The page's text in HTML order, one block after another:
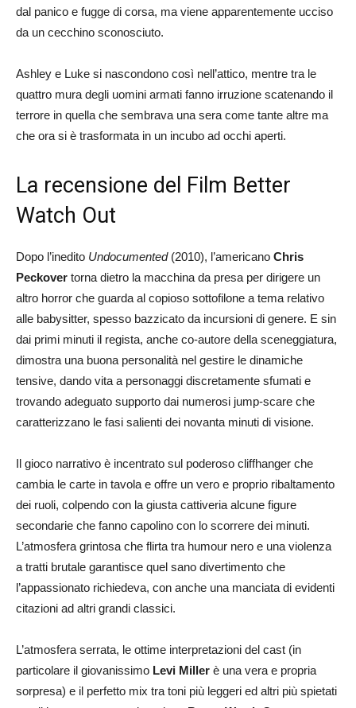
dal panico e fugge di corsa, ma viene apparentemente ucciso
da un cecchino sconosciuto.
Ashley e Luke si nascondono così nell’attico, mentre tra le
quattro mura degli uomini armati fanno irruzione scatenando il
terrore in quella che sembrava una sera come tante altre ma
che ora si è trasformata in un incubo ad occhi aperti.
La recensione del Film Better
Watch Out
Dopo l’inedito Undocumented(2010), l’americano Chris
Peckover torna dietro la macchina da presa per dirigere un
altro horror che guarda al copioso sottofilone a tema relativo
alle babysitter, spesso bazzicato da incursioni di genere. E sin
dai primi minuti il regista, anche co-autore della sceneggiatura,
dimostra una buona personalità nel gestire le dinamiche
tensive, dando vita a personaggi discretamente sfumati e
trovando adeguato supporto dai numerosi jump-scare che
caratterizzano le fasi salienti dei novanta minuti di visione.
Il gioco narrativo è incentrato sul poderoso cliffhanger che
cambia le carte in tavola e offre un vero e proprio ribaltamento
dei ruoli, colpendo con la giusta cattiveria alcune figure
secondarie che fanno capolino con lo scorrere dei minuti.
L’atmosfera grintosa che flirta tra humour nero e una violenza
a tratti brutale garantisce quel sano divertimento che
l’appassionato richiedeva, con anche una manciata di evidenti
citazioni ad altri grandi classici.
L’atmosfera serrata, le ottime interpretazioni del cast (in
particolare il giovanissimo Levi Miller è una vera e propria
sorpresa) e il perfetto mix tra toni più leggeri ed altri più spietati